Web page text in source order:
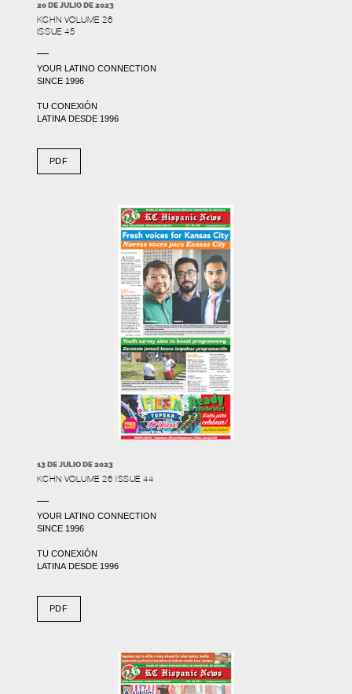
20 DE JULIO DE 2023
KCHN VOLUME 26
ISSUE 45
YOUR LATINO CONNECTION
SINCE 1996
TU CONEXIÓN
LATINA DESDE 1996
PDF
13 DE JULIO DE 2023
KCHN VOLUME 26 ISSUE 44
YOUR LATINO CONNECTION
SINCE 1996
TU CONEXIÓN
LATINA DESDE 1996
PDF